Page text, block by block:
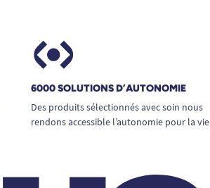
6000 SOLUTIONS D’AUTONOMIE
Des produits sélectionnés avec soin nous
rendons accessible l’autonomie pour la vie